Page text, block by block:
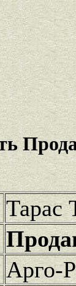
Тарас
Арго-